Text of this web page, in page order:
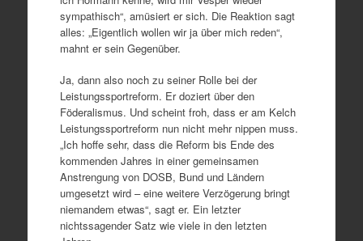
sympathisch“, amüsiert er sich. Die Reaktion sagt
alles: „Eigentlich wollen wir ja über mich reden“,
mahnt er sein Gegenüber.
Ja, dann also noch zu seiner Rolle bei der
Leistungssportreform. Er doziert über den
Föderalismus. Und scheint froh, dass er am Kelch
Leistungssportreform nun nicht mehr nippen muss.
„Ich hoffe sehr, dass die Reform bis Ende des
kommenden Jahres in einer gemeinsamen
Anstrengung von DOSB, Bund und Ländern
umgesetzt wird – eine weitere Verzögerung bringt
niemandem etwas“, sagt er. Ein letzter
nichtssagender Satz wie viele in den letzten